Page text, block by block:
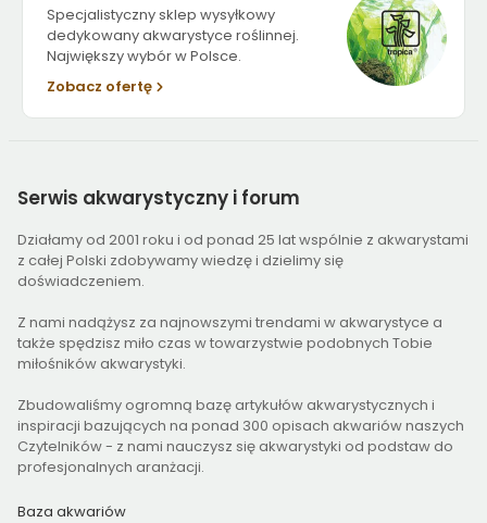
Specjalistyczny sklep wysyłkowy
dedykowany akwarystyce roślinnej.
Największy wybór w Polsce.
Zobacz ofertę
Serwis akwarystyczny i forum
Działamy od 2001 roku i od ponad 25 lat wspólnie z akwarystami
z całej Polski zdobywamy wiedzę i dzielimy się
doświadczeniem.
Z nami nadążysz za najnowszymi trendami w akwarystyce a
także spędzisz miło czas w towarzystwie podobnych Tobie
miłośników akwarystyki.
Zbudowaliśmy ogromną bazę artykułów akwarystycznych i
inspiracji bazujących na ponad 300 opisach akwariów naszych
Czytelników - z nami nauczysz się akwarystyki od podstaw do
profesjonalnych aranżacji.
Baza akwariów